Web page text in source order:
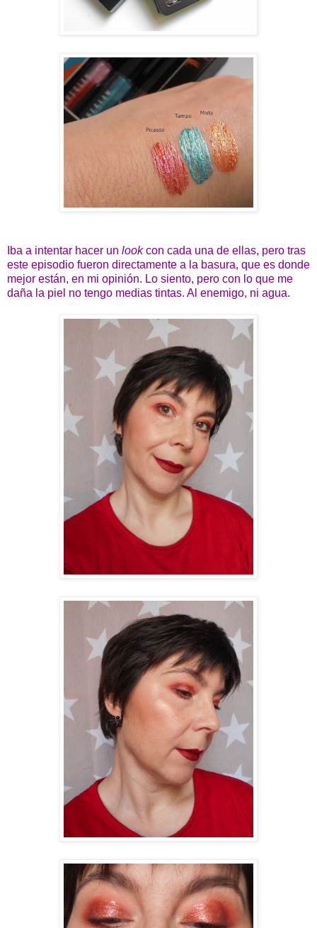
Iba a intentar hacer un lookcon cada una de ellas, pero tras
este episodio fueron directamente a la basura, que es donde
mejor están, en mi opinión. Lo siento, pero con lo que me
daña la piel no tengo medias tintas. Al enemigo, ni agua.